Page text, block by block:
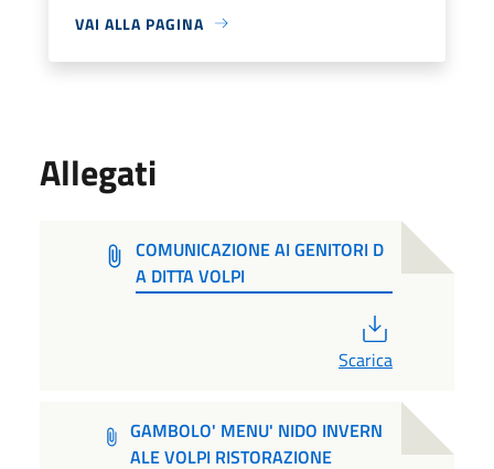
VAI ALLA PAGINA
Allegati
COMUNICAZIONE AI GENITORI D
A DITTA VOLPI
Scarica
GAMBOLO' MENU' NIDO INVERN
ALE VOLPI RISTORAZIONE